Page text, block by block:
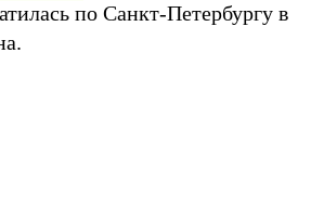
по Санкт-Петербургу в